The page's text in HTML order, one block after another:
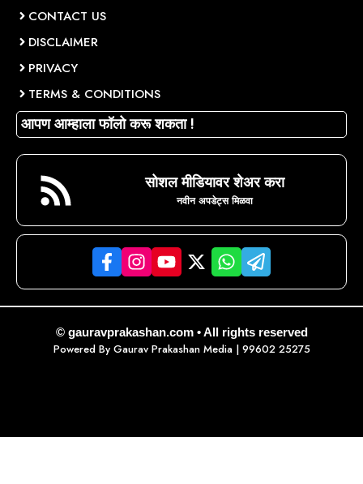
CONTACT US
DISCLAIMER
PRIVACY
TERMS & CONDITIONS
आपण आम्हाला फॉलो करू शकता !
सोशल मीडियावर शेअर करा
नवीन अपडेट्स मिळवा
© gauravprakashan.com • All rights reserved
Powered By Gaurav Prakashan Media| 99602 25275